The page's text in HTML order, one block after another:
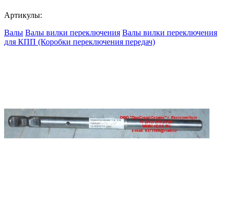
Артикулы:
Валы Валы вилки переключения Валы вилки переключения
для КПП (Коробки переключения передач)